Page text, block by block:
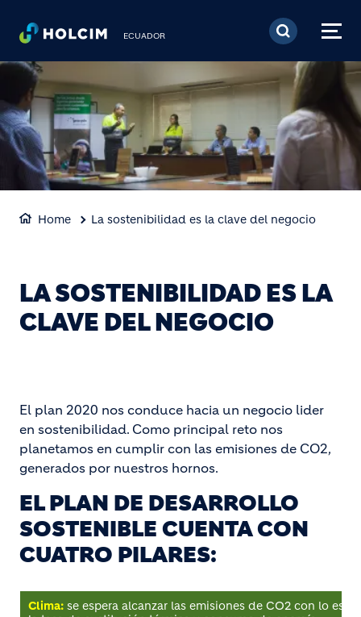
Pasar al contenido
ECUADOR
Home La sostenibilidad es la clave del negocio
LA SOSTENIBILIDAD ES LA
CLAVE DEL NEGOCIO
El plan 2020 nos conduce hacia un negocio lider
en sostenibilidad. Como principal reto nos
planetamos en cumplir con las emisiones de CO2,
generados por nuestros hornos.
EL PLAN DE DESARROLLO
SOSTENIBLE CUENTA CON
CUATRO PILARES:
Clima: se espera alcanzar las emisiones de CO2 con lo